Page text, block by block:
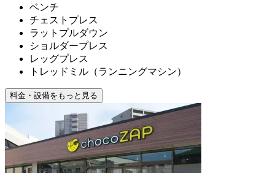
ベンチ
チェストプレス
ラットプルダウン
ショルダープレス
レッグプレス
トレッドミル（ランニングマシン）
料金・設備をもっと見る